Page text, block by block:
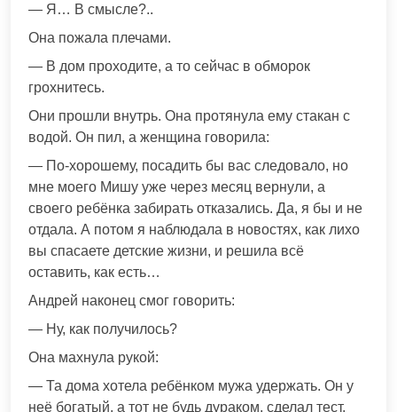
— Я… В смысле?..
Она пожала плечами.
— В дом проходите, а то сейчас в обморок
грохнитесь.
Они прошли внутрь. Она протянула ему стакан с
водой. Он пил, а женщина говорила:
— По-хорошему, посадить бы вас следовало, но
мне моего Мишу уже через месяц вернули, а
своего ребёнка забирать отказались. Да, я бы и не
отдала. А потом я наблюдала в новостях, как лихо
вы спасаете детские жизни, и решила всё
оставить, как есть…
Андрей наконец смог говорить:
— Ну, как получилось?
Она махнула рукой:
— Та дома хотела ребёнком мужа удержать. Он у
неё богатый, а тот не будь дураком, сделал тест.